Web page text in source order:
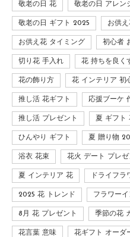
敬老の日 花 敬老の日 アレン
敬老の日 ギフト 2025 お供
お供え花 タイミング 初心者
切り花 手入れ 花 持ちを良く
花の飾り方 花 インテリア 初
推し活 花ギフト 応援ブーケ
推し活 プレゼント 夏 ギフト
ひんやり ギフト 夏 贈り物
浴衣 花束 花火 デート プレゼ
夏 インテリア 花 ドライフラ
2025 花 トレンド フラワー
8月 花 プレゼント 季節の花
花言葉 意味 花ギフト オーダ